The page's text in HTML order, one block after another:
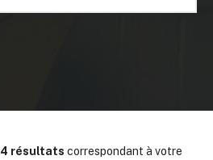
4 résultats correspondant à votre